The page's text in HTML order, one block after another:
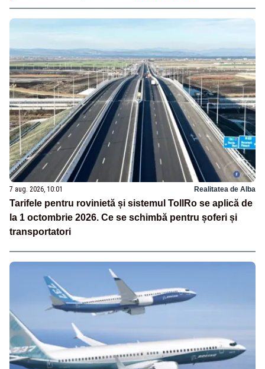
7 aug. 2026, 10:01 Realitatea de Alba
Tarifele pentru rovinietă și sistemul TollRo se aplică de
la 1 octombrie 2026. Ce se schimbă pentru șoferi și
transportatori